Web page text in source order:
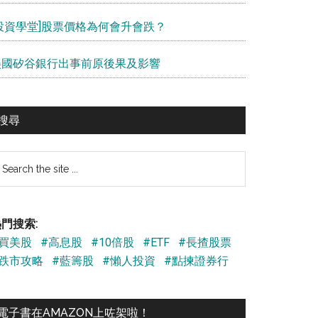
資學堂]股票價格為何會升會跌？
矽谷銀行出事前原後果及影響
尋
搜索:
美股
#高息股 #10倍股 #ETF
#長揸股票
市攻略
#藍籌股 #懶人投資 #點揀證券行
子書在AMAZON上咗架啦！